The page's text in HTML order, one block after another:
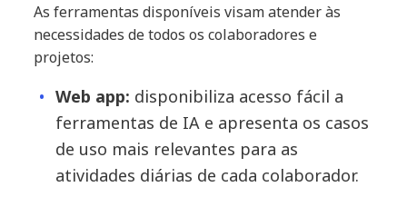
As ferramentas disponíveis visam atender às
necessidades de todos os colaboradores e
projetos:
Web app: disponibiliza acesso fácil a
ferramentas de IA e apresenta os casos
de uso mais relevantes para as
atividades diárias de cada colaborador.